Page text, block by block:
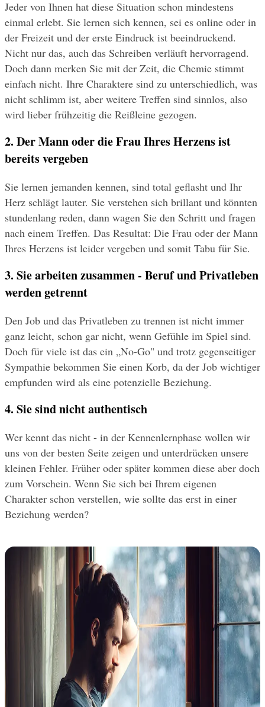
Jeder von Ihnen hat diese Situation schon mindestens
einmal erlebt. Sie lernen sich kennen, sei es online oder in
der Freizeit und der erste Eindruck ist beeindruckend.
Nicht nur das, auch das Schreiben verläuft hervorragend.
Doch dann merken Sie mit der Zeit, die Chemie stimmt
einfach nicht. Ihre Charaktere sind zu unterschiedlich, was
nicht schlimm ist, aber weitere Treffen sind sinnlos, also
wird lieber frühzeitig die Reißleine gezogen.
2. Der Mann oder die Frau Ihres Herzens ist
bereits vergeben
Sie lernen jemanden kennen, sind total geflasht und Ihr
Herz schlägt lauter. Sie verstehen sich brillant und könnten
stundenlang reden, dann wagen Sie den Schritt und fragen
nach einem Treffen. Das Resultat: Die Frau oder der Mann
Ihres Herzens ist leider vergeben und somit Tabu für Sie.
3. Sie arbeiten zusammen - Beruf und Privatleben
werden getrennt
Den Job und das Privatleben zu trennen ist nicht immer
ganz leicht, schon gar nicht, wenn Gefühle im Spiel sind.
Doch für viele ist das ein „No-Go" und trotz gegenseitiger
Sympathie bekommen Sie einen Korb, da der Job wichtiger
empfunden wird als eine potenzielle Beziehung.
4. Sie sind nicht authentisch
Wer kennt das nicht - in der Kennenlernphase wollen wir
uns von der besten Seite zeigen und unterdrücken unsere
kleinen Fehler. Früher oder später kommen diese aber doch
zum Vorschein. Wenn Sie sich bei Ihrem eigenen
Charakter schon verstellen, wie sollte das erst in einer
Beziehung werden?